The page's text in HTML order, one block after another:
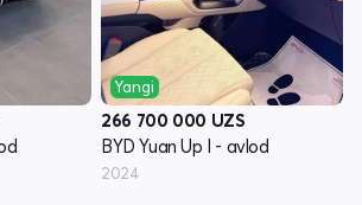
Yangi
266 700 000 UZS
BYD Yuan Up I - avlod
2024